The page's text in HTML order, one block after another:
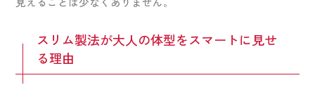
スリム製法が大人の体型をスマートに見せ
る理由